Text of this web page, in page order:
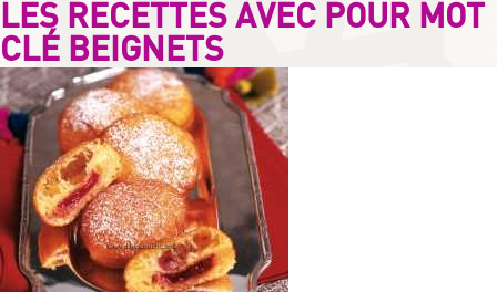
LES RECETTES AVEC POUR MOT
CLÉ BEIGNETS